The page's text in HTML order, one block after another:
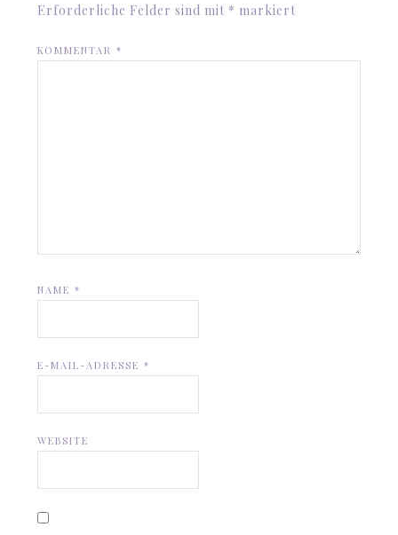
Erforderliche Felder sind mit * markiert
KOMMENTAR*
NAME*
E-MAIL-ADRESSE*
WEBSITE